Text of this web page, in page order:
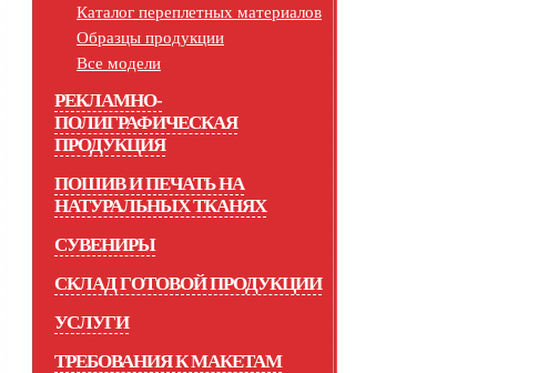
Каталог переплетных материалов
Образцы продукции
Все модели
РЕКЛАМНО-
ПОЛИГРАФИЧЕСКАЯ
ПРОДУКЦИЯ
ПОШИВ И ПЕЧАТЬ НА
НАТУРАЛЬНЫХ ТКАНЯХ
СУВЕНИРЫ
СКЛАД ГОТОВОЙ ПРОДУКЦИИ
УСЛУГИ
ТРЕБОВАНИЯ К МАКЕТАМ